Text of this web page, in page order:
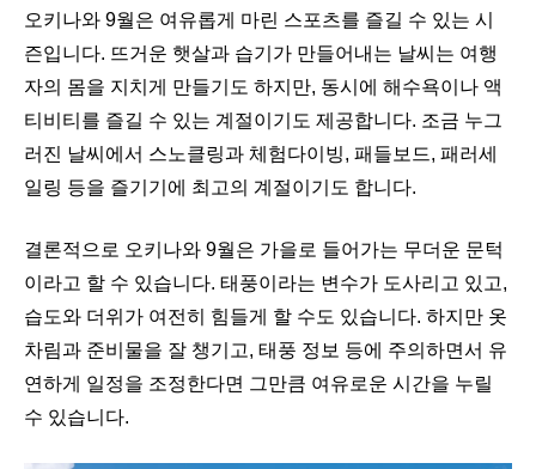
오키나와 9월은 여유롭게 마린 스포츠를 즐길 수 있는 시
즌입니다. 뜨거운 햇살과 습기가 만들어내는 날씨는 여행
자의 몸을 지치게 만들기도 하지만, 동시에 해수욕이나 액
티비티를 즐길 수 있는 계절이기도 제공합니다. 조금 누그
러진 날씨에서 스노클링과 체험다이빙, 패들보드, 패러세
일링 등을 즐기기에 최고의 계절이기도 합니다.
결론적으로 오키나와 9월은 가을로 들어가는 무더운 문턱
이라고 할 수 있습니다. 태풍이라는 변수가 도사리고 있고,
습도와 더위가 여전히 힘들게 할 수도 있습니다. 하지만 옷
차림과 준비물을 잘 챙기고, 태풍 정보 등에 주의하면서 유
연하게 일정을 조정한다면 그만큼 여유로운 시간을 누릴
수 있습니다.